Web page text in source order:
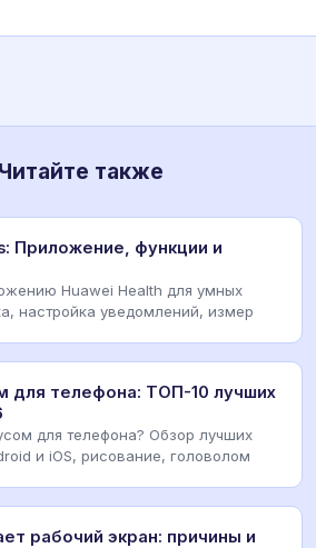
также
Приложение, функции и
Huawei Health для умных
настройка уведомлений, измер
для телефона: ТОП-10 лучших
для телефона? Обзор лучших
и iOS, рисование, головолом
рабочий экран: причины и